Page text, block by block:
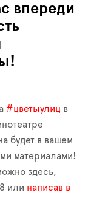
впереди
#цветыулиц в
будет в вашем
материалами!
здесь,
или написав в